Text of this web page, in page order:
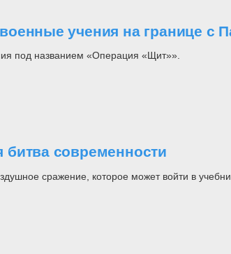
учения на границе с
под названием «Операция «Щит»».
современности
сражение, которое может войти в